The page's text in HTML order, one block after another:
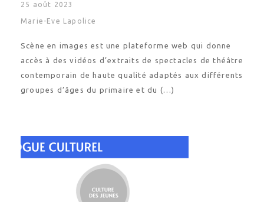
25 août 2023
Marie-Eve Lapolice
Scène en images est une plateforme web qui donne
accès à des vidéos d’extraits de spectacles de théâtre
contemporain de haute qualité adaptés aux différents
groupes d’âges du primaire et du (…)